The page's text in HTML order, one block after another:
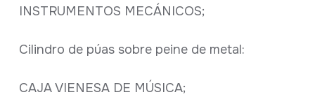
INSTRUMENTOS MECÁNICOS;
Cilindro de púas sobre peine de metal:
CAJA VIENESA DE MÚSICA;